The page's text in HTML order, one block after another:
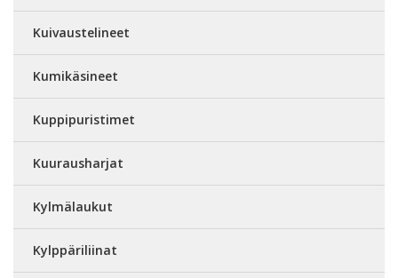
Kuivaustelineet
Kumikäsineet
Kuppipuristimet
Kuurausharjat
Kylmälaukut
Kylppäriliinat